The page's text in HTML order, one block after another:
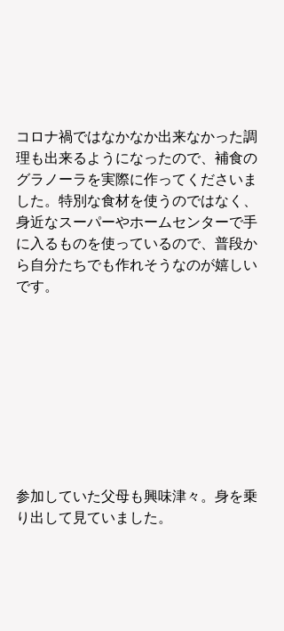
コロナ禍ではなかなか出来なかった調
理も出来るようになったので、補食の
グラノーラを実際に作ってくださいま
した。特別な食材を使うのではなく、
身近なスーパーやホームセンターで手
に入るものを使っているので、普段か
ら自分たちでも作れそうなのが嬉しい
です。
参加していた父母も興味津々。身を乗
り出して見ていました。